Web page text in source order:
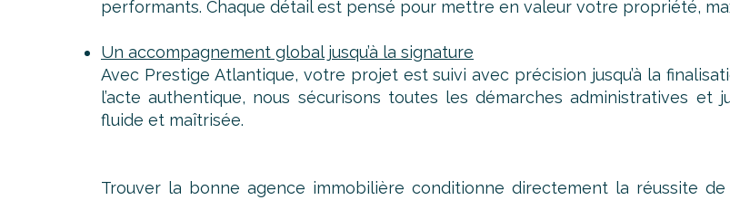
performants. Chaque détail est pensé pour mettre en valeur votre propriété,
Un accompagnement global jusqu’à la signature
Avec Prestige Atlantique, votre projet est suivi avec précision jusqu’à la
l’acte authentique, nous sécurisons toutes les démarches administratives
fluide et maîtrisée.
Trouver la bonne agence immobilière conditionne directement la réussite